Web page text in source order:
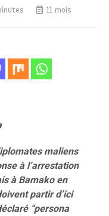
11 mois
maliens
à l’arrestation
à Bamako en
partir d’ici
“persona